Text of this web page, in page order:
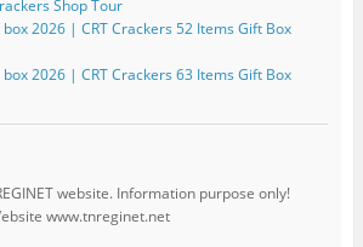
Shop Tour
2026 | CRT Crackers 52 Items Gift Box
2026 | CRT Crackers 63 Items Gift Box
website. Information purpose only!
www.tnreginet.net